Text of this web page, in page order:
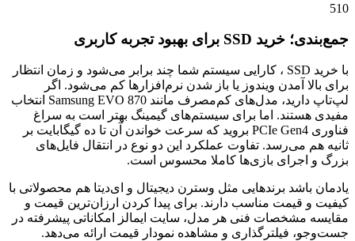
510
جمع‌بندی؛ خرید SSD برای بهبود تجربه کاربری
با خرید SSD ، کارایی سیستم شما چند برابر می‌شود و زمان انتظار
برای بالا آمدن ویندوز یا باز شدن نرم‌افزارها کم می‌شود. اگر
لپ‌تاپ دارید، مدل‌های کم‌مصرف مانند Samsung EVO 870 انتخاب
مفیدی هستند. اما برای سیستم‌های گیمینگ بهتر است به سراغ
فناوری PCIe Gen4 بروید که سرعت خواندن آن تا ده گیگابایت بر
ثانیه هم می‌رسد. تفاوت عملکرد این دو نوع در انتقال فایل‌های
بزرگ و اجرای بازی‌ها کاملا محسوس است.
یادمان باشد برندهایی مثل وسترن دیجیتال و ای‌دیتا هم محصولاتی با
کیفیت و قیمت مناسب دارند. برای پیدا کردن ارزان‌ترین قیمت و
مقایسه مشخصات فنی هر مدل، سایت ایمالز امکاناتی پیشرفته در
جست‌وجو، فیلترگذاری و مشاهده نمودار قیمت ارائه می‌دهد.